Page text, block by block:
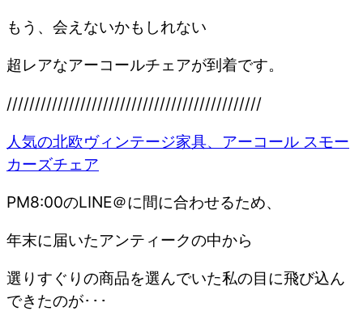
もう、会えないかもしれない
超レアなアーコールチェアが到着です。
/////////////////////////////////////////////
人気の北欧ヴィンテージ家具、アーコール スモー
カーズチェア
PM8:00のLINE＠に間に合わせるため、
年末に届いたアンティークの中から
選りすぐりの商品を選んでいた私の目に飛び込ん
できたのが･･･